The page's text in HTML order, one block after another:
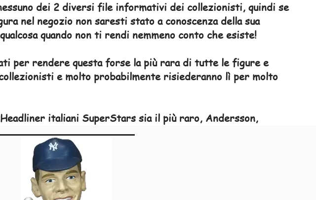
dei 2 diversi file informativi dei collezionisti, quindi se
nel negozio non saresti stato a conoscenza della sua
quando non ti rendi nemmeno conto che esiste!
per rendere questa forse la più rara di tutte le figure e
e molto probabilmente risiederanno lì per molto
italiani SuperStars sia il più raro, Andersson,
poco, se non altro tra loro, ma ho sempre posizionato
collezionisti hanno bisogno di lui che serve Andersson o
continuerà sempre.
rilasciato in blister e viene fornito con card da collezione e